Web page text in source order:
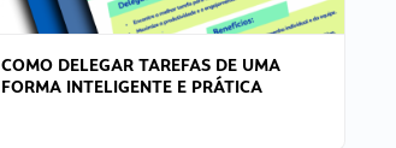
COMO DELEGAR TAREFAS DE UMA
FORMA INTELIGENTE E PRÁTICA